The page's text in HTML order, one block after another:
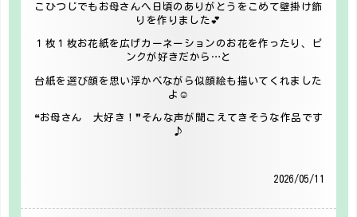
こひつじでもお母さんへ日頃のありがとうをこめて壁掛け飾
りを作りました💕
１枚１枚お花紙を広げカーネーションのお花を作ったり、ピ
ンクが好きだから…と
台紙を選び顔を思い浮かべながら似顔絵も描いてくれました
よ☺
❝お母さん 大好き！❞そんな声が聞こえてきそうな作品です
♪
2026/05/11